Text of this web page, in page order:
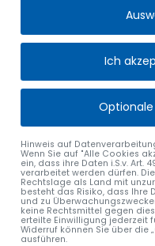
Ich
Hinweis auf
Wenn Sie auf "Alle Cookies
ein, dass ihre Daten i.S.v. Art.
verarbeitet werden dürfen.
Rechtslage als Land mit
besteht das Risiko, dass Ihre
und zu
keine Rechtsmittel gegen
erteilte Einwilligung jederzeit
Widerruf können Sie über die
ausführen.